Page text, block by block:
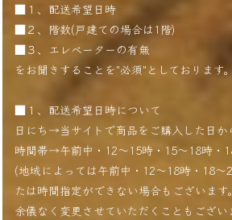
■１、配送希望日時
■２、階数(戸建ての場合は1階)
■３、エレベーターの有無
をお聞きすることを"必須"としております
■１、配送希望日時について
日にち→当サイトで商品をご購入した日か
時間帯→午前中・12〜15時・15〜18時・
(地域によっては午前中・12〜18時・18〜
たは時間指定ができない場合もございま
余儀なく変更させていただくこともござい